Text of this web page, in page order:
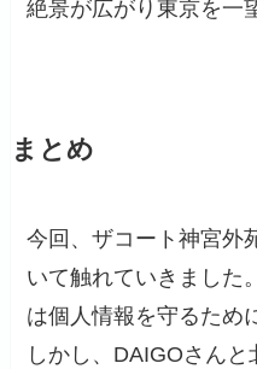
絶景が広がり東京を一
まとめ
今回、ザコート神宮外
いて触れていきました
は個人情報を守るため
しかし、DAIGOさん